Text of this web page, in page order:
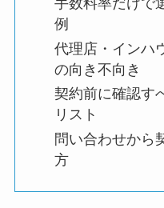
手数料率だけで
例
代理店・インハ
の向き不向き
契約前に確認す
リスト
問い合わせから
方